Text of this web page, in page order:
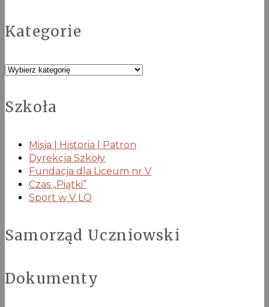
Kategorie
Kategorie
Szkoła
Misja | Historia | Patron
Dyrekcja Szkoły
Fundacja dla Liceum nr V
Czas „Piątki”
Sport w V LO
Samorząd Uczniowski
Dokumenty